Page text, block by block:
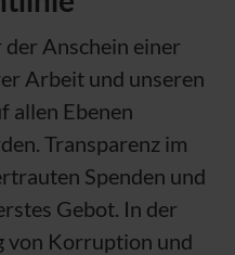
Anschein einer
Arbeit und unseren
allen Ebenen
Transparenz im
Spenden und
Gebot. In der
von Korruption und